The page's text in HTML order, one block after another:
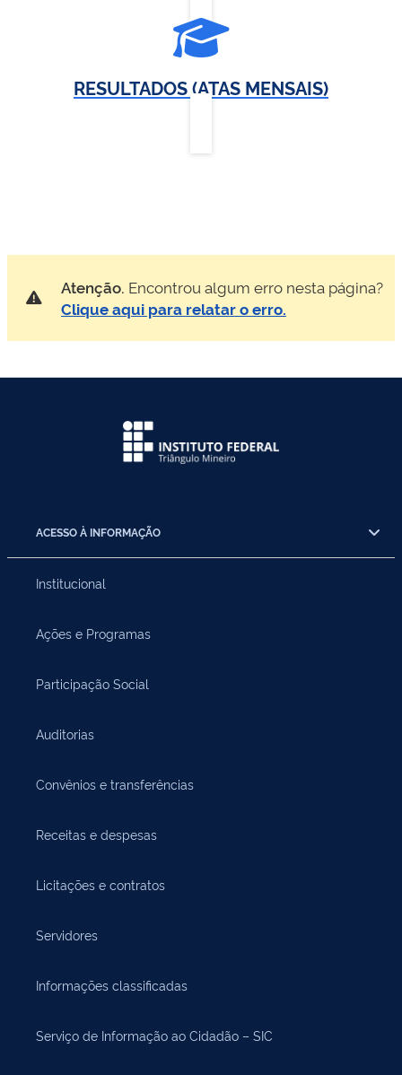
RESULTADOS (ATAS MENSAIS)
Atenção. Encontrou algum erro nesta página?
Clique aqui para relatar o erro.
ACESSO À INFORMAÇÃO
Institucional
Ações e Programas
Participação Social
Auditorias
Convênios e transferências
Receitas e despesas
Licitações e contratos
Servidores
Informações classificadas
Serviço de Informação ao Cidadão – SIC